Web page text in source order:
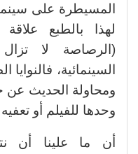
المسيطرة على
لهذا بالطبع
(الرصاصة لا
السينمائية،
ومحاولة الحديث عن
وحدها للفيلم أو
أن ما علينا أن